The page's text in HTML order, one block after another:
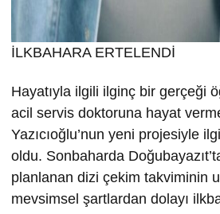
İLKBAHARA ERTELENDİ
Hayatıyla ilgili ilginç bir gerçeği
acil servis doktoruna hayat
Yazıcıoğlu’nun yeni projesiyle
oldu. Sonbaharda
planlanan dizi çekim takviminin
mevsimsel şartlardan dolayı